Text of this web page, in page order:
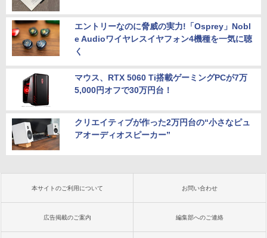
エントリーなのに脅威の実力!「Osprey」Nobl
e Audioワイヤレスイヤフォン4機種を一気に聴
く
マウス、RTX 5060 Ti搭載ゲーミングPCが7万
5,000円オフで30万円台！
クリエイティブが作った2万円台の“小さなピュ
アオーディオスピーカー”
本サイトのご利用について お問い合わせ
広告掲載のご案内 編集部へのご連絡